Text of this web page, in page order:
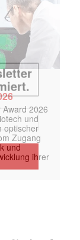
2026
und
optischer
Zugang
und
ihrer